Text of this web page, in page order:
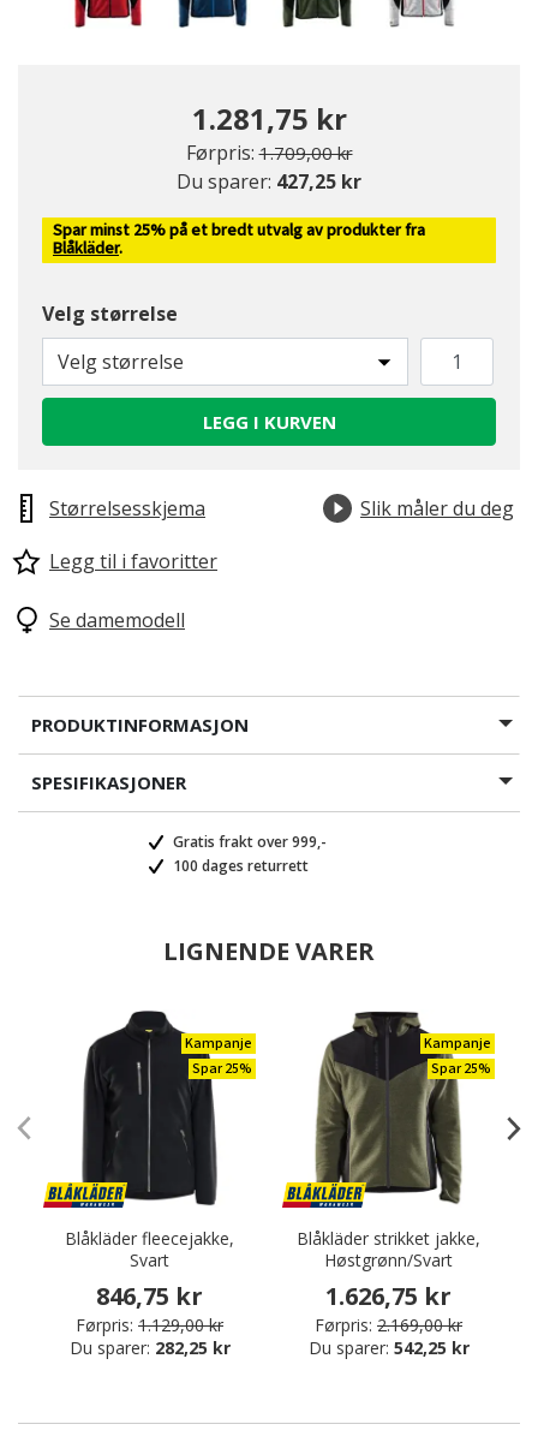
1.281,75 kr
Førpris: Pris redusert fra
1.709,00 krtil
Du sparer: 427,25 kr
Spar minst 25% på et bredt utvalg av produkter fra
Blåkläder.
Velg størrelse
Velg størrelse
LEGG I KURVEN
Størrelsesskjema
Slik måler du deg
Legg til i favoritter
Se damemodell
PRODUKTINFORMASJON
SPESIFIKASJONER
Gratis frakt over 999,-
100 dages returrett
LIGNENDE VARER
Kampanje
Spar 25%
Blåkläder fleecejakke,
Svart
846,75 kr
Førpris: 1.129,00 kr
Du sparer: 282,25 kr
Kampanje
Spar 25%
Blåkläder strikket jakke,
Høstgrønn/Svart
1.626,75 kr
Førpris: 2.169,00 kr
Du sparer: 542,25 kr